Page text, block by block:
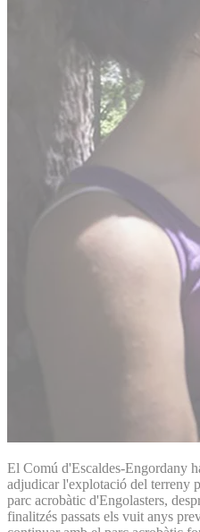
El Comú d'Escaldes-Engordany
adjudicar l'explotació del terreny
parc acrobàtic d'Engolasters,
finalitzés passats els vuit anys